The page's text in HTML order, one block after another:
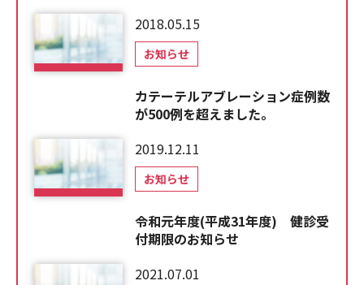
2018.05.15
お知らせ
カテーテルアブレーション症例数
が500例を超えました。
2019.12.11
お知らせ
令和元年度(平成31年度) 健診受
付期限のお知らせ
2021.07.01